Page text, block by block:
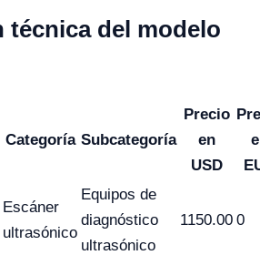
técnica del modelo
Categoría Subcategoría
Precio
en
USD
Escáner
ultrasónico
Equipos de
diagnóstico
ultrasónico
1150.00 0